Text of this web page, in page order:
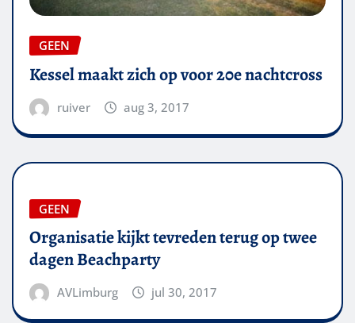
GEEN
Kessel maakt zich op voor 20e nachtcross
ruiver aug 3, 2017
GEEN
Organisatie kijkt tevreden terug op twee
dagen Beachparty
AVLimburg jul 30, 2017